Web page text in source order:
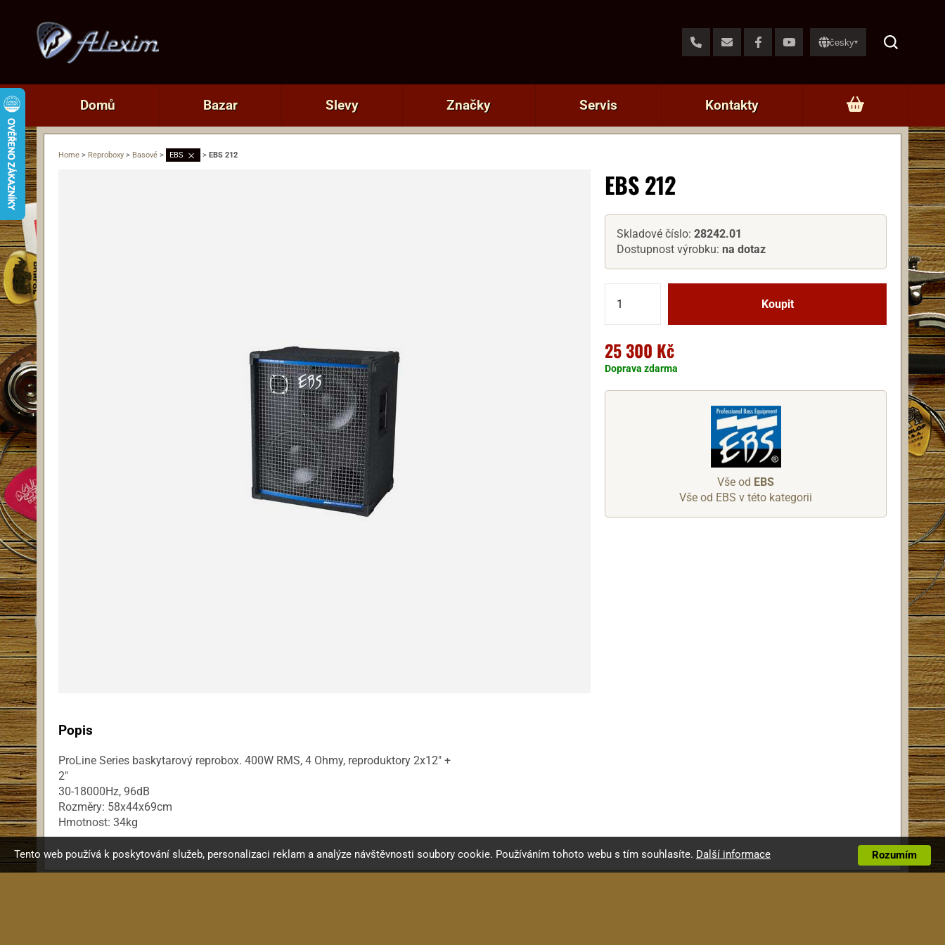
česky▾
Domů Bazar Slevy Značky Servis Kontakty
Home > Reproboxy > Basové > EBS > EBS 212
EBS 212
Skladové číslo:28242.01
Dostupnost výrobku:na dotaz
25 300 Kč
Doprava zdarma
Vše od EBS
Vše od EBS v této kategorii
Popis
ProLine Series baskytarový reprobox. 400W RMS, 4 Ohmy, reproduktory 2x12" +
2"
30-18000Hz, 96dB
Rozměry: 58x44x69cm
Hmotnost: 34kg
Tento web používá k poskytování služeb, personalizaci reklam a analýze návštěvnosti soubory cookie. Používáním tohoto webu s tím souhlasíte. Rozumím
Další informace